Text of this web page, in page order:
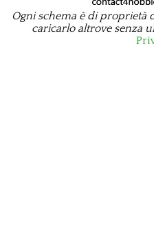
Ogni schema è di proprietà
caricarlo altrove senza